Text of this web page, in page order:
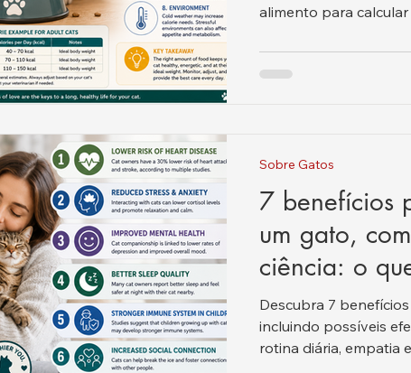
alimento para
7 benefícios
um gato,
ciência: o
realmente
Descubra 7
incluindo possíveis
rotina diária, empatia
Sobre Gatos